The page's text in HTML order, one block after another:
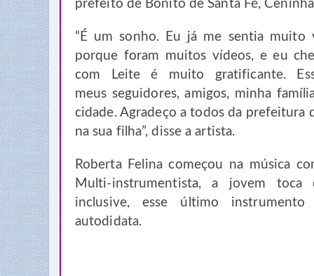
prefeito de Bonito de Santa Fé,
“É um sonho. Eu já me sentia muito
porque foram muitos vídeos, e eu
com Leite é muito gratificante.
meus seguidores, amigos, minha
cidade. Agradeço a todos da prefeitura
na sua filha”, disse a artista.
Roberta Felina começou na música
Multi-instrumentista, a jovem
inclusive, esse último
autodidata.